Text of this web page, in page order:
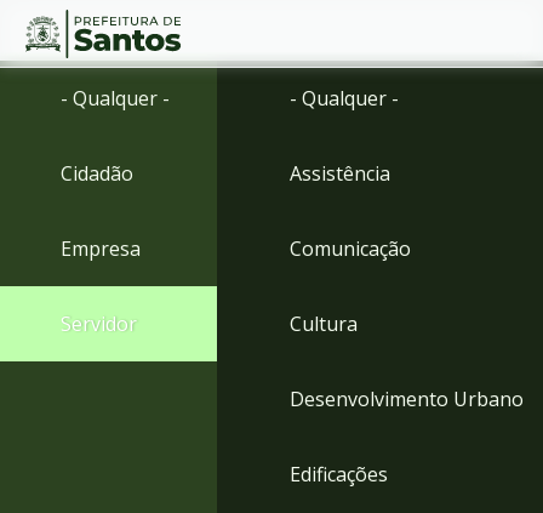
Ir
menu
para
Conteúdo
- Qualquer -
Cidadão
Empresa
Servidor
- Qualquer -
Assistência
Comunicação
Cultura
Desenvolvimento Urbano
Edificações